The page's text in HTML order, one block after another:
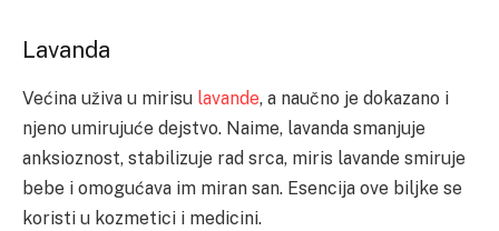
Lavanda
Većina uživa u mirisu lavande, a naučno je dokazano i
njeno umirujuće dejstvo. Naime, lavanda smanjuje
anksioznost, stabilizuje rad srca, miris lavande smiruje
bebe i omogućava im miran san. Esencija ove biljke se
koristi u kozmetici i medicini.